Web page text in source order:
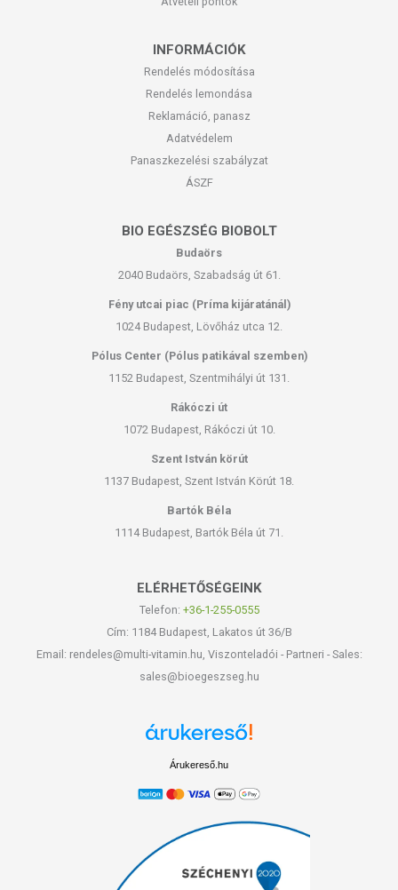
INFORMÁCIÓK
Rendelés módosítása
Rendelés lemondása
Reklamáció, panasz
Adatvédelem
Panaszkezelési szabályzat
ÁSZF
BIO EGÉSZSÉG BIOBOLT
Budaörs
2040 Budaörs, Szabadság út 61.
Fény utcai piac (Príma kijáratánál)
1024 Budapest, Lövőház utca 12.
Pólus Center (Pólus patikával szemben)
1152 Budapest, Szentmihályi út 131.
Rákóczi út
1072 Budapest, Rákóczi út 10.
Szent István körút
1137 Budapest, Szent István Körút 18.
Bartók Béla
1114 Budapest, Bartók Béla út 71.
ELÉRHETŐSÉGEINK
Telefon: +36-1-255-0555
Cím: 1184 Budapest, Lakatos út 36/B
Email: rendeles@multi-vitamin.hu, Viszonteladói - Partneri - Sales:
sales@bioegeszseg.hu
Árukereső.hu